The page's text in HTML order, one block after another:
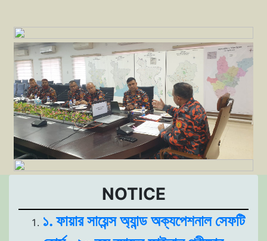
NOTICE
১. ফায়ার সায়েন্স অ্যান্ড অক্যপেশনাল সেফটি